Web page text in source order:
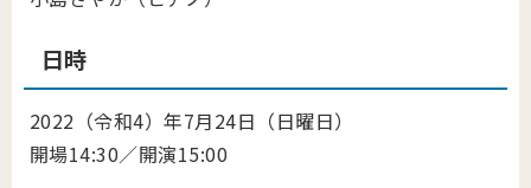
日時
2022（令和4）年7月24日（日曜日）
開場14:30／開演15:00